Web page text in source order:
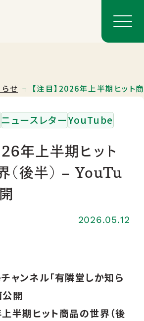
せ 【注目】2026年上半期ヒッ
ニュースレターYouTube
年上半期ヒット
（後半） – YouTu
2026.05.12
ャンネル「有隣堂しか知ら
公開
上半期ヒット商品の世界（後